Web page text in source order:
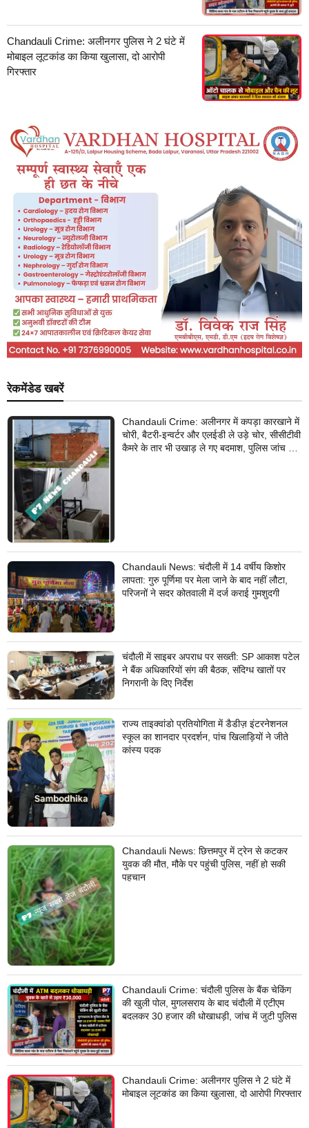
Chandauli Crime: अलीनगर पुलिस ने 2 घंटे में
मोबाइल लूटकांड का किया खुलासा, दो आरोपी
गिरफ्तार
रेकमेंडेड खबरें
Chandauli Crime: अलीनगर में कपड़ा कारखाने में
चोरी, बैटरी-इन्वर्टर और एलईडी ले उड़े चोर, सीसीटीवी
कैमरे के तार भी उखाड़ ले गए बदमाश, पुलिस जांच में
Chandauli News: चंदौली में 14 वर्षीय किशोर
लापता: गुरु पूर्णिमा पर मेला जाने के बाद नहीं लौटा,
परिजनों ने सदर कोतवाली में दर्ज कराई गुमशुदगी
चंदौली में साइबर अपराध पर सख्ती: SP आकाश पटेल
ने बैंक अधिकारियों संग की बैठक, संदिग्ध खातों पर
निगरानी के दिए निर्देश
राज्य ताइक्वांडो प्रतियोगिता में डैडीज़ इंटरनेशनल
स्कूल का शानदार प्रदर्शन, पांच खिलाड़ियों ने जीते
कांस्य पदक
Chandauli News: छित्तमपुर में ट्रेन से कटकर
युवक की मौत, मौके पर पहुंची पुलिस, नहीं हो सकी
पहचान
Chandauli Crime: चंदौली पुलिस के बैंक चेकिंग
की खुली पोल, मुगलसराय के बाद चंदौली में एटीएम
बदलकर 30 हजार की धोखाधड़ी, जांच में जुटी पुलिस
Chandauli Crime: अलीनगर पुलिस ने 2 घंटे में
मोबाइल लूटकांड का किया खुलासा, दो आरोपी गिरफ्तार